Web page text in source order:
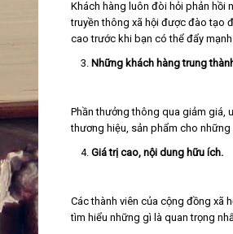
Khách hàng luôn đòi hỏi phản hồi
truyền thông xã hội được đào tạo
cao trước khi bạn có thể đẩy
Những khách hàng trung
Phần thưởng thông qua giảm giá,
thương hiệu, sản phẩm cho những
Giá trị cao, nội dung hữu ích.
Các thành viên của cộng đồng xã
tìm hiểu những gì là quan trọng